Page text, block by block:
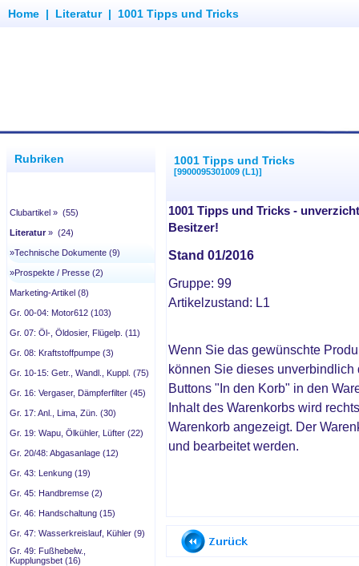
Home | Literatur| 1001 Tipps und Tricks
Rubriken
Clubartikel » (55)
Literatur» (24)
»Technische Dokumente (9)
»Prospekte / Presse (2)
Marketing-Artikel (8)
Gr. 00-04: Motor612 (103)
Gr. 07: Öl-, Öldosier, Flügelp. (11)
Gr. 08: Kraftstoffpumpe (3)
Gr. 10-15: Getr., Wandl., Kuppl. (75)
Gr. 16: Vergaser, Dämpferfilter (45)
Gr. 17: Anl., Lima, Zün. (30)
Gr. 19: Wapu, Ölkühler, Lüfter (22)
Gr. 20/48: Abgasanlage (12)
Gr. 43: Lenkung (19)
Gr. 45: Handbremse (2)
Gr. 46: Handschaltung (15)
Gr. 47: Wasserkreislauf, Kühler (9)
Gr. 49: Fußhebelw.,
Kupplungsbet (16)
1001 Tipps und Tricks
[9900095301009 (L1)]
1001 Tipps und Tricks -
Besitzer!
Stand 01/2016
Gruppe: 99
Artikelzustand: L1
Wenn Sie das gewünschte
können Sie dieses unverbindlich
Buttons "In den Korb" in den
Inhalt des Warenkorbs wird
Warenkorb angezeigt. Der
und bearbeitet werden.